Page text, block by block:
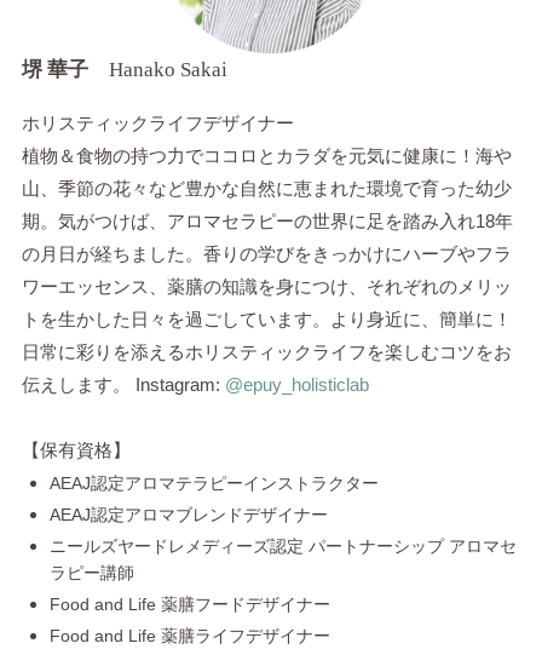
堺 華子Hanako Sakai
ホリスティックライフデザイナー
植物＆食物の持つ力でココロとカラダを元気に健康に！海や
山、季節の花々など豊かな自然に恵まれた環境で育った幼少
期。気がつけば、アロマセラピーの世界に足を踏み入れ18年
の月日が経ちました。香りの学びをきっかけにハーブやフラ
ワーエッセンス、薬膳の知識を身につけ、それぞれのメリッ
トを生かした日々を過ごしています。より身近に、簡単に！
日常に彩りを添えるホリスティックライフを楽しむコツをお
伝えします。 Instagram: @epuy_holisticlab
【保有資格】
AEAJ認定アロマテラピーインストラクター
AEAJ認定アロマブレンドデザイナー
ニールズヤードレメディーズ認定 パートナーシップ アロマセ
ラピー講師
Food and Life 薬膳フードデザイナー
Food and Life 薬膳ライフデザイナー